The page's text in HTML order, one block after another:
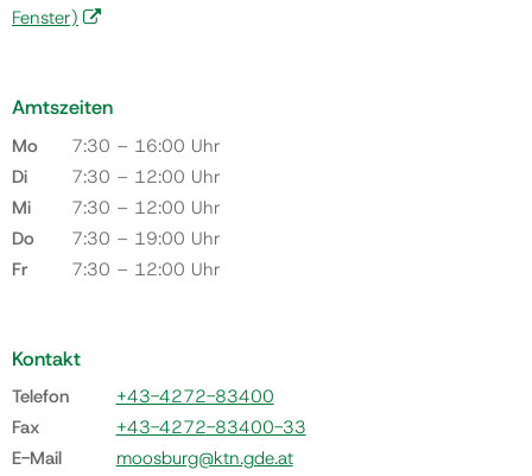
Fenster)
Amtszeiten
Mo
7:30 – 16:00 Uhr
Di
7:30 – 12:00 Uhr
Mi
7:30 – 12:00 Uhr
Do
7:30 – 19:00 Uhr
Fr
7:30 – 12:00 Uhr
Kontakt
Telefon
+43-4272-83400
Fax
+43-4272-83400-33
E-Mail
moosburg@ktn.gde.at